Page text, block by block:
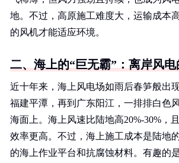
地。不过，高原施工难度大，运输成本
的风机才能适应环境。
二、海上的“巨无霸”：离岸风电
近十年来，海上风电场如雨后春笋般出
福建平潭，再到广东阳江，一排排白色
海面上。海上风速比陆地高20%-30%，
效率更高。不过，海上施工成本是陆地
的海上作业平台和抗腐蚀材料。有趣的